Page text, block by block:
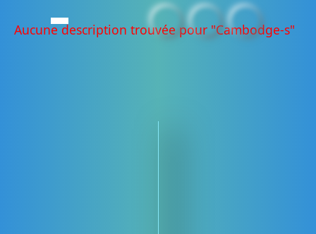
Aucune description trouvée pour "Cambodge-s"